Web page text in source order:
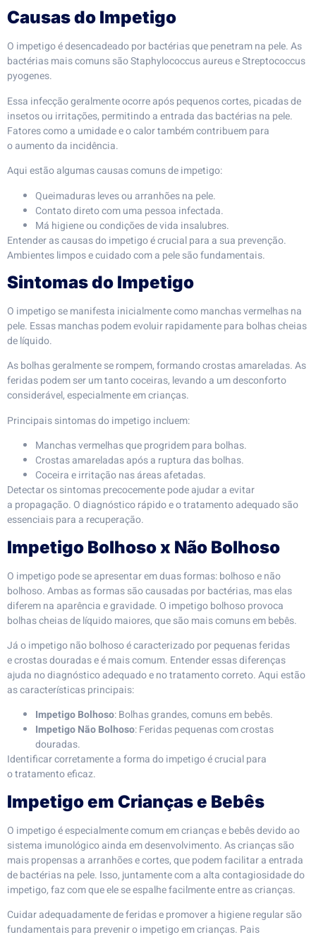
Causas do Impetigo
O impetigo é desencadeado por bactérias que penetram na pele. As
bactérias mais comuns são Staphylococcus aureus e Streptococcus
pyogenes.
Essa infecção geralmente ocorre após pequenos cortes, picadas de
insetos ou irritações, permitindo a entrada das bactérias na pele.
Fatores como a umidade e o calor também contribuem para
o aumento da incidência.
Aqui estão algumas causas comuns de impetigo:
Queimaduras leves ou arranhões na pele.
Contato direto com uma pessoa infectada.
Má higiene ou condições de vida insalubres.
Entender as causas do impetigo é crucial para a sua prevenção.
Ambientes limpos e cuidado com a pele são fundamentais.
Sintomas do Impetigo
O impetigo se manifesta inicialmente como manchas vermelhas na
pele. Essas manchas podem evoluir rapidamente para bolhas cheias
de líquido.
As bolhas geralmente se rompem, formando crostas amareladas. As
feridas podem ser um tanto coceiras, levando a um desconforto
considerável, especialmente em crianças.
Principais sintomas do impetigo incluem:
Manchas vermelhas que progridem para bolhas.
Crostas amareladas após a ruptura das bolhas.
Coceira e irritação nas áreas afetadas.
Detectar os sintomas precocemente pode ajudar a evitar
a propagação. O diagnóstico rápido e o tratamento adequado são
essenciais para a recuperação.
Impetigo Bolhoso x Não Bolhoso
O impetigo pode se apresentar em duas formas: bolhoso e não
bolhoso. Ambas as formas são causadas por bactérias, mas elas
diferem na aparência e gravidade. O impetigo bolhoso provoca
bolhas cheias de líquido maiores, que são mais comuns em bebês.
Já o impetigo não bolhoso é caracterizado por pequenas feridas
e crostas douradas e é mais comum. Entender essas diferenças
ajuda no diagnóstico adequado e no tratamento correto. Aqui estão
as características principais:
Impetigo Bolhoso: Bolhas grandes, comuns em bebês.
Impetigo Não Bolhoso: Feridas pequenas com crostas
douradas.
Identificar corretamente a forma do impetigo é crucial para
o tratamento eficaz.
Impetigo em Crianças e Bebês
O impetigo é especialmente comum em crianças e bebês devido ao
sistema imunológico ainda em desenvolvimento. As crianças são
mais propensas a arranhões e cortes, que podem facilitar a entrada
de bactérias na pele. Isso, juntamente com a alta contagiosidade do
impetigo, faz com que ele se espalhe facilmente entre as crianças.
Cuidar adequadamente de feridas e promover a higiene regular são
fundamentais para prevenir o impetigo em crianças. Pais